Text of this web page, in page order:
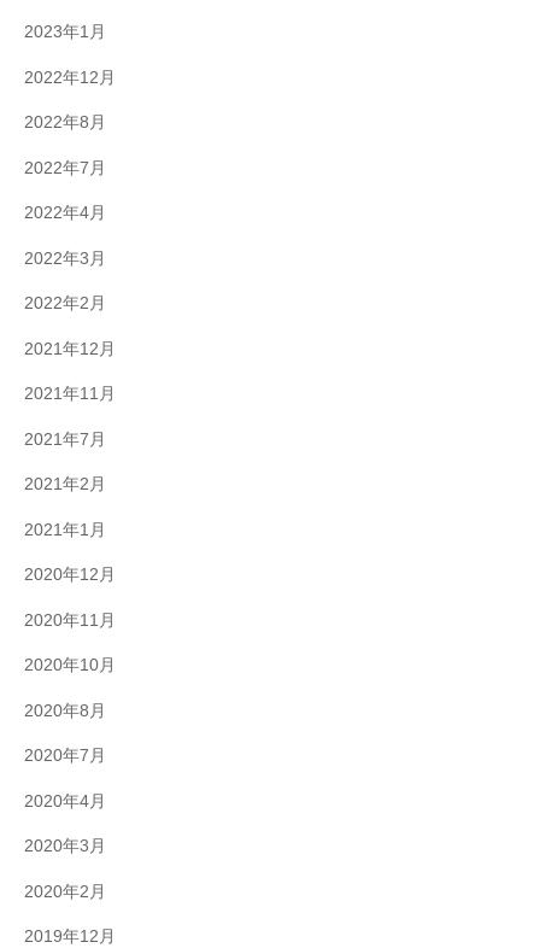
2023年1月
2022年12月
2022年8月
2022年7月
2022年4月
2022年3月
2022年2月
2021年12月
2021年11月
2021年7月
2021年2月
2021年1月
2020年12月
2020年11月
2020年10月
2020年8月
2020年7月
2020年4月
2020年3月
2020年2月
2019年12月